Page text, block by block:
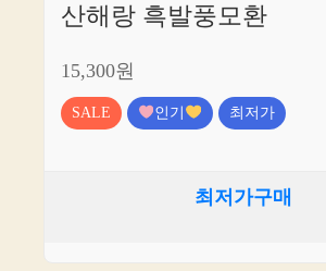
산해랑 흑발풍모환
15,300원
SALE 인기 최저가
최저가구매